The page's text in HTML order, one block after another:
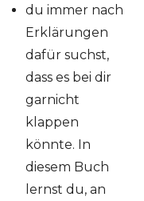
du immer nach
Erklärungen
dafür suchst,
dass es bei dir
garnicht
klappen
könnte. In
diesem Buch
lernst du, an